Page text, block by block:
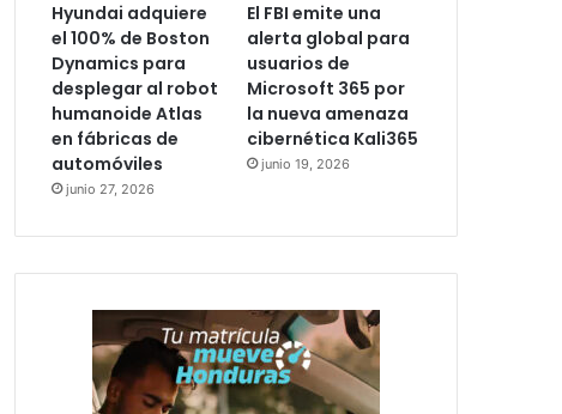
Hyundai adquiere
el 100% de Boston
Dynamics para
desplegar al robot
humanoide Atlas
en fábricas de
automóviles
junio 27, 2026
El FBI emite una
alerta global para
usuarios de
Microsoft 365 por
la nueva amenaza
cibernética Kali365
junio 19, 2026